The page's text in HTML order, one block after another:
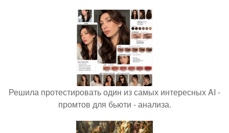
Решила протестировать один из самых интересных AI -
промтов для бьюти - анализа.